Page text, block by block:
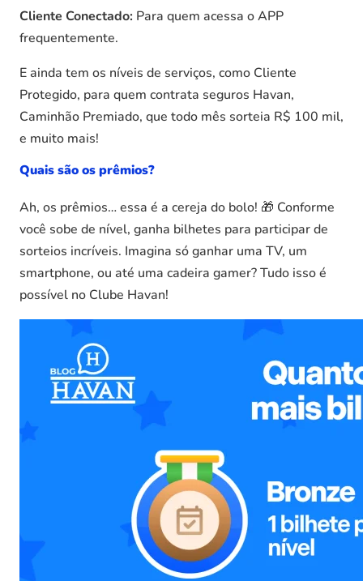
Cliente Conectado: Para quem acessa o APP
frequentemente.
E ainda tem os níveis de serviços, como Cliente
Protegido, para quem contrata seguros Havan,
Caminhão Premiado, que todo mês sorteia R$ 100 mil,
e muito mais!
Quais são os prêmios?
Ah, os prêmios… essa é a cereja do bolo! 🎁 Conforme
você sobe de nível, ganha bilhetes para participar de
sorteios incríveis. Imagina só ganhar uma TV, um
smartphone, ou até uma cadeira gamer? Tudo isso é
possível no Clube Havan!